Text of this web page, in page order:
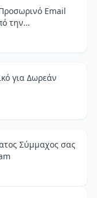
Email
την
για Δωρεάν
Σύμμαχος σας